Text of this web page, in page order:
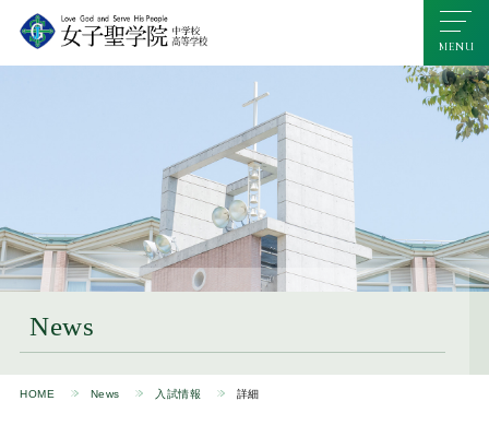
News
HOME News 入試情報 詳細